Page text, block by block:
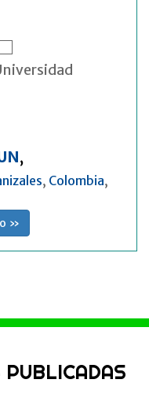
,
, Colombia,
»